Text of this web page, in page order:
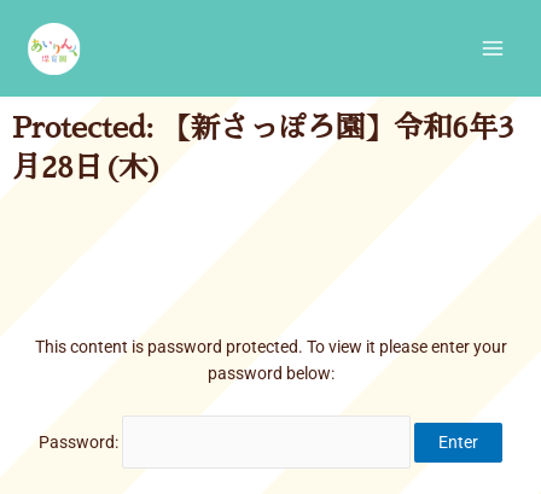
content
Protected: 【新さっぽろ園】令和6年3
月28日(木)
This content is password protected. To view it please enter your
password below:
Password: